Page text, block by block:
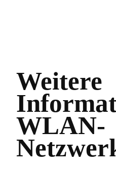
Weitere
WLAN-